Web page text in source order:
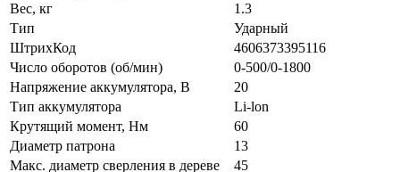
Вес, кг
1.3
Тип
Ударный
ШтрихКод
4606373395116
Число оборотов (об/мин)
0-500/0-1800
Напряжение аккумулятора, В
20
Тип аккумулятора
Li-lon
Крутящий момент, Нм
60
Диаметр патрона
13
Макс. диаметр сверления в дереве
45